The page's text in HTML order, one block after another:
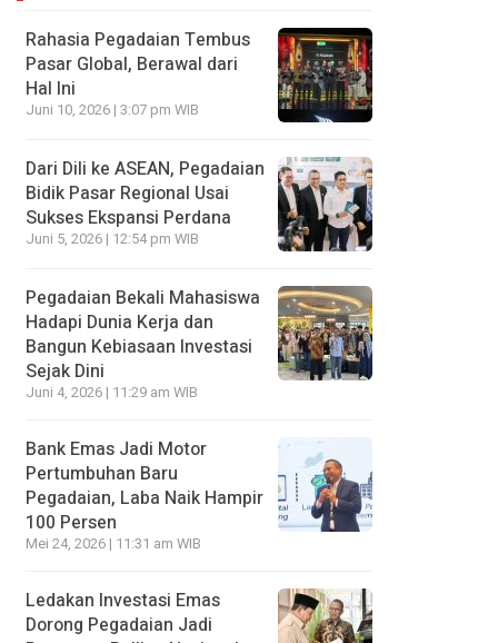
Rahasia Pegadaian Tembus
Pasar Global, Berawal dari
Hal Ini
Juni 10, 2026 | 3:07 pm WIB
Dari Dili ke ASEAN, Pegadaian
Bidik Pasar Regional Usai
Sukses Ekspansi Perdana
Juni 5, 2026 | 12:54 pm WIB
Pegadaian Bekali Mahasiswa
Hadapi Dunia Kerja dan
Bangun Kebiasaan Investasi
Sejak Dini
Juni 4, 2026 | 11:29 am WIB
Bank Emas Jadi Motor
Pertumbuhan Baru
Pegadaian, Laba Naik Hampir
100 Persen
Mei 24, 2026 | 11:31 am WIB
Ledakan Investasi Emas
Dorong Pegadaian Jadi